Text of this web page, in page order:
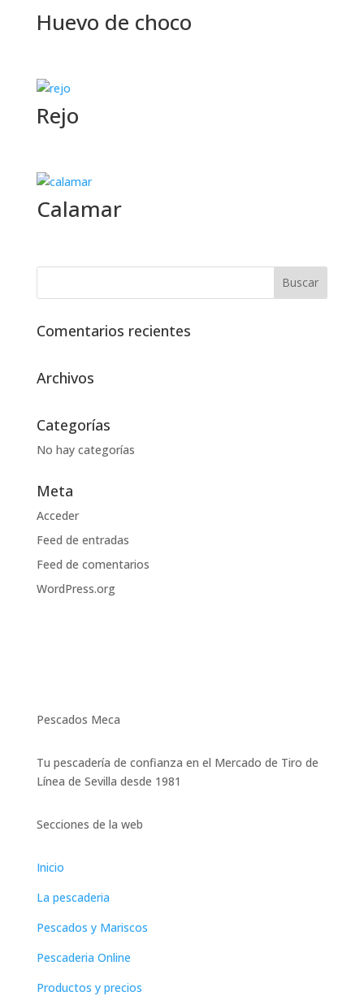
Huevo de choco
Rejo
Calamar
Comentarios recientes
Archivos
Categorías
No hay categorías
Meta
Acceder
Feed de entradas
Feed de comentarios
WordPress.org
Pescados Meca
Tu pescadería de confianza en el Mercado de Tiro de
Línea de Sevilla desde 1981
Secciones de la web
Inicio
La pescaderia
Pescados y Mariscos
Pescaderia Online
Productos y precios